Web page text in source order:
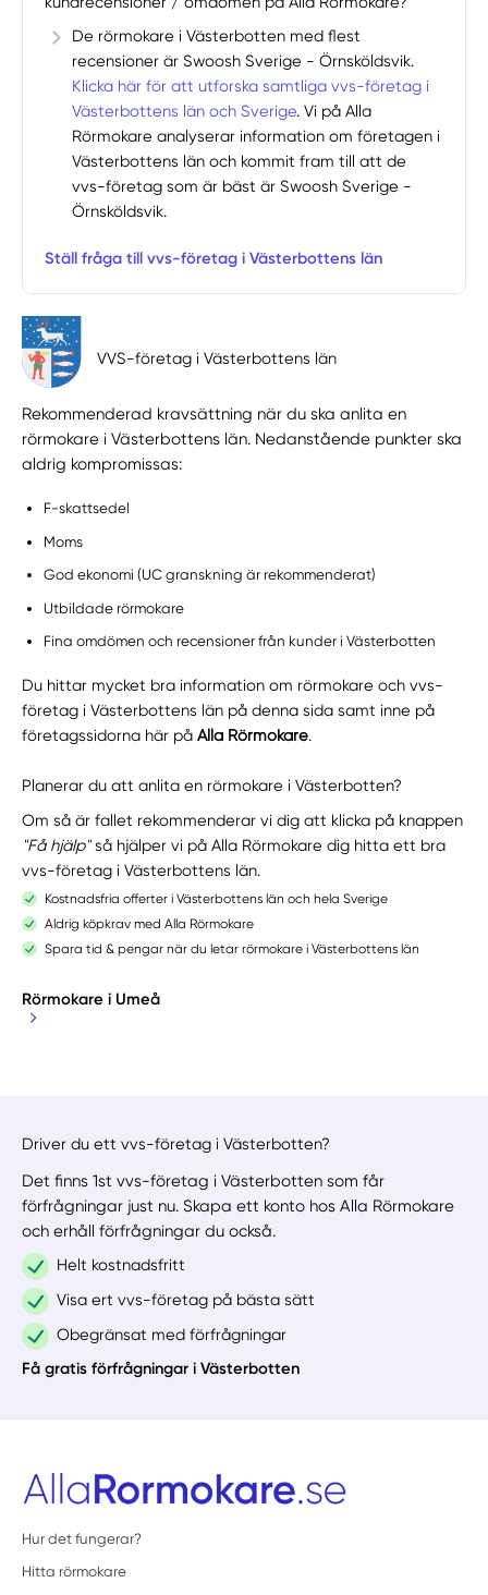
De rörmokare i Västerbotten med flest
recensioner är Swoosh Sverige - Örnsköldsvik.
Klicka här för att utforska samtliga vvs-företag i
Västerbottens län och Sverige. Vi på Alla
Rörmokare analyserar information om företagen i
Västerbottens län och kommit fram till att de
vvs-företag som är bäst är Swoosh Sverige -
Örnsköldsvik.
Ställ fråga till vvs-företag i Västerbottens län
VVS-företag i Västerbottens län
Rekommenderad kravsättning när du ska anlita en
rörmokare i Västerbottens län. Nedanstående punkter ska
aldrig kompromissas:
F-skattsedel
Moms
God ekonomi (UC granskning är rekommenderat)
Utbildade rörmokare
Fina omdömen och recensioner från kunder i Västerbotten
Du hittar mycket bra information om rörmokare och vvs-
företag i Västerbottens län på denna sida samt inne på
företagssidorna här påAlla Rörmokare.
Planerar du att anlita en rörmokare i Västerbotten?
Om så är fallet rekommenderar vi dig att klicka på knappen
"Få hjälp"så hjälper vi på Alla Rörmokare dig hitta ett bra
vvs-företag i Västerbottens län.
Kostnadsfria offerter i Västerbottens län och hela Sverige
Aldrig köpkrav med Alla Rörmokare
Spara tid & pengar när du letar rörmokare i Västerbottens län
Rörmokare i Umeå
Driver du ett vvs-företag i Västerbotten?
Det finns 1st vvs-företag i Västerbotten som får
förfrågningar just nu. Skapa ett konto hos Alla Rörmokare
och erhåll förfrågningar du också.
Helt kostnadsfritt
Visa ert vvs-företag på bästa sätt
Obegränsat med förfrågningar
Få gratis förfrågningar i Västerbotten
Hur det fungerar?
Hitta rörmokare